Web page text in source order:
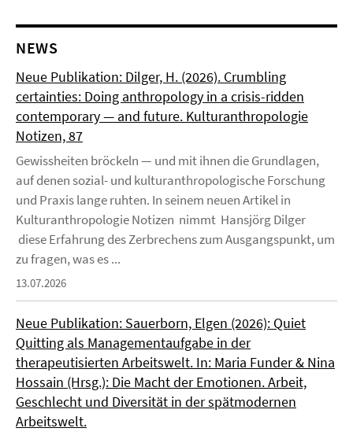
NEWS
Neue Publikation: Dilger, H. (2026). Crumbling
certainties: Doing anthropology in a crisis-ridden
contemporary — and future. Kulturanthropologie
Notizen, 87
Gewissheiten bröckeln — und mit ihnen die Grundlagen,
auf denen sozial- und kulturanthropologische Forschung
und Praxis lange ruhten. In seinem neuen Artikel in
Kulturanthropologie Notizen nimmt Hansjörg Dilger
diese Erfahrung des Zerbrechens zum Ausgangspunkt, um
zu fragen, was es ...
13.07.2026
Neue Publikation: Sauerborn, Elgen (2026): Quiet
Quitting als Managementaufgabe in der
therapeutisierten Arbeitswelt. In: Maria Funder & Nina
Hossain (Hrsg.): Die Macht der Emotionen. Arbeit,
Geschlecht und Diversität in der spätmodernen
Arbeitswelt.